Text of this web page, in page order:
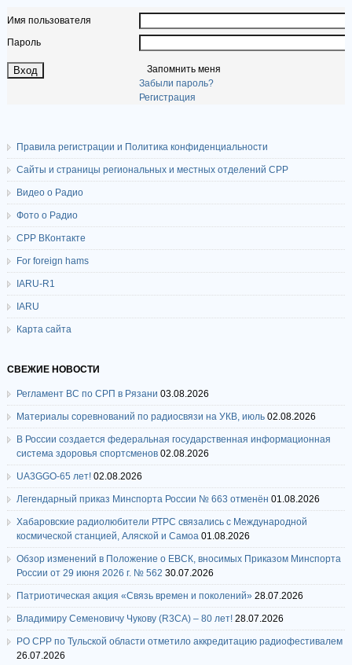
Имя пользователя
Пароль
Запомнить меня
Забыли пароль?
Регистрация
Правила регистрации и Политика конфиденциальности
Сайты и страницы региональных и местных отделений СРР
Видео о Радио
Фото о Радио
СРР ВКонтакте
For foreign hams
IARU-R1
IARU
Карта сайта
СВЕЖИЕ НОВОСТИ
Регламент ВС по СРП в Рязани 03.08.2026
Материалы соревнований по радиосвязи на УКВ, июль 02.08.2026
В России создается федеральная государственная информационная
система здоровья спортсменов 02.08.2026
UA3GGO-65 лет! 02.08.2026
Легендарный приказ Минспорта России № 663 отменён 01.08.2026
Хабаровские радиолюбители РТРС связались с Международной
космической станцией, Аляской и Самоа 01.08.2026
Обзор изменений в Положение о ЕВСК, вносимых Приказом Минспорта
России от 29 июня 2026 г. № 562 30.07.2026
Патриотическая акция «Связь времен и поколений» 28.07.2026
Владимиру Семеновичу Чукову (R3CA) – 80 лет! 28.07.2026
РО СРР по Тульской области отметило аккредитацию радиофестивалем
26.07.2026